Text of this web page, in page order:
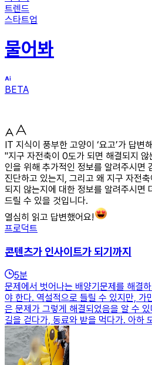
트렌드
스타트업
물어봐
BETA
IT 지식이 풍부한 고양이 ‘요고’가 답변
"지구 자전축이 0도가 되면 해결되지
인을 위해 추가적인 정보를 알려주시면
진단하고 있는지, 그리고 왜 지구 자전
되지 않는지에 대한 정보를 알려주시면
드릴 수 있을 것입니다.
열심히 읽고 답변했어요!
프로덕트
콘텐츠가 인사이트가 되기까지
5분
문제에서 벗어나는 배양기문제를 해결
야 한다. 역설적으로 들릴 수 있지만, 가
은 문제가 그렇게 해결되었음을 알 수
길을 걷다가, 동료와 받을 먹다가. 아하